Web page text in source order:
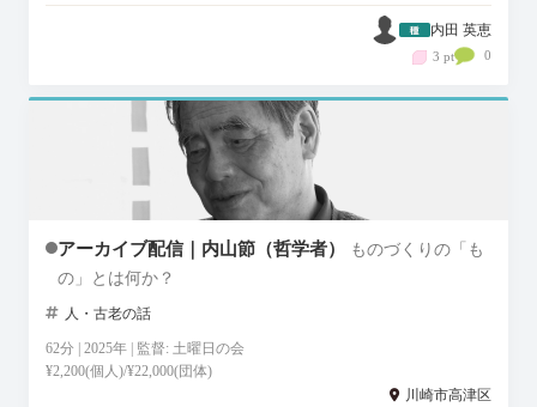
内田 英恵
3 pt 0
アーカイブ配信｜内山節（哲学者）
ものづくりの「も
の」とは何か？
人・古老の話
62分 | 2025年 | 監督: 土曜日の会
¥2,200(個人)/¥22,000(団体)
川崎市高津区